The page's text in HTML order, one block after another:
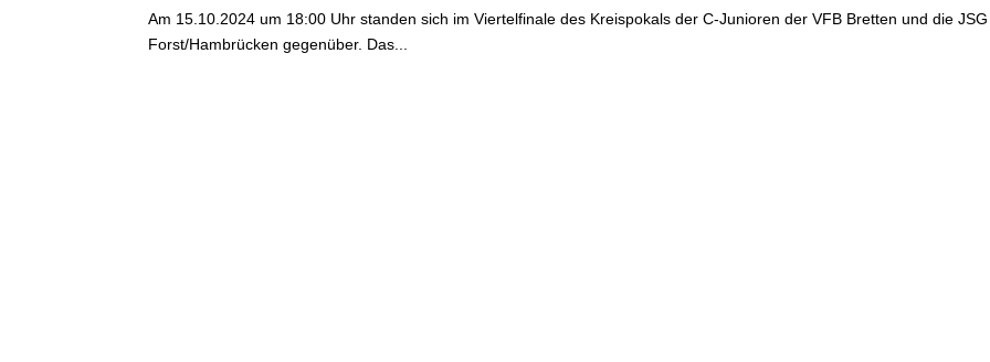
Am 15.10.2024 um 18:00 Uhr standen sich im Viertelfinale des Kreispokals der C-Junioren der VFB Bretten und die JSG
Forst/Hambrücken gegenüber. Das...